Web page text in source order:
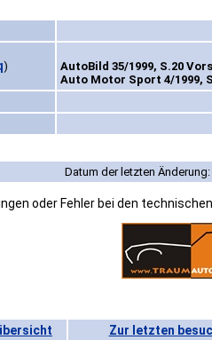
)
AutoBild 35/1999, S.20
Auto Motor Sport 4/1999,
Datum der letzten
oder Fehler bei den
Zur letzten